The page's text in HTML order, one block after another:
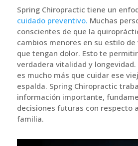
Spring Chiropractic tiene un
cuidado preventivo. Muchas
conscientes de que la
cambios menores en su estilo
que tengan dolor. Esto te
verdadera vitalidad y
es mucho más que cuidar ese
espalda. Spring Chiropractic
información importante,
decisiones futuras con respecto
familia.